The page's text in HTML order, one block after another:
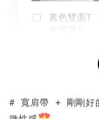
素色雙面T
# 寬肩帶 + 剛剛好